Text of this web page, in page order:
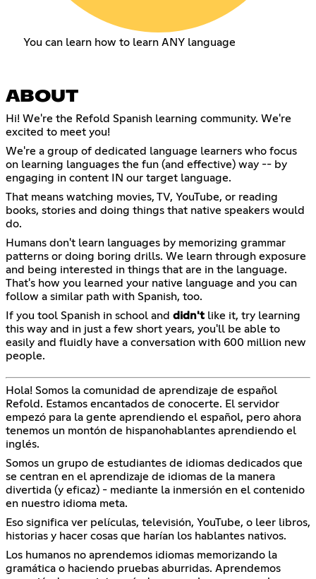
You can learn how to learn ANY language
ABOUT
Hi! We're the Refold Spanish learning community. We're
excited to meet you!
We're a group of dedicated language learners who focus
on learning languages the fun (and effective) way -- by
engaging in content IN our target language.
That means watching movies, TV, YouTube, or reading
books, stories and doing things that native speakers would
do.
Humans don't learn languages by memorizing grammar
patterns or doing boring drills. We learn through exposure
and being interested in things that are in the language.
That's how you learned your native language and you can
follow a similar path with Spanish, too.
If you tool Spanish in school and didn't like it, try learning
this way and in just a few short years, you'll be able to
easily and fluidly have a conversation with 600 million new
people.
Hola! Somos la comunidad de aprendizaje de español
Refold. Estamos encantados de conocerte. El servidor
empezó para la gente aprendiendo el español, pero ahora
tenemos un montón de hispanohablantes aprendiendo el
inglés.
Somos un grupo de estudiantes de idiomas dedicados que
se centran en el aprendizaje de idiomas de la manera
divertida (y eficaz) - mediante la inmersión en el contenido
en nuestro idioma meta.
Eso significa ver películas, televisión, YouTube, o leer libros,
historias y hacer cosas que harían los hablantes nativos.
Los humanos no aprendemos idiomas memorizando la
gramática o haciendo pruebas aburridas. Aprendemos